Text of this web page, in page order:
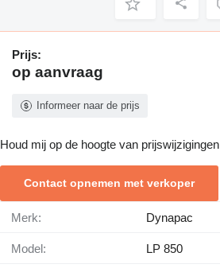
Prijs:
op aanvraag
Informeer naar de prijs
Houd mij op de hoogte van prijswijzigingen
Contact opnemen met verkoper
Merk: Dynapac
Model: LP 850